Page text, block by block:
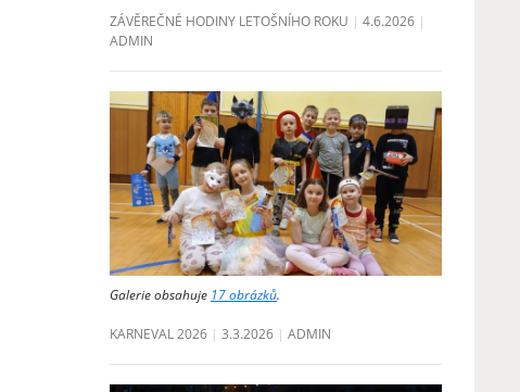
ZÁVĚREČNÉ HODINY LETOŠNÍHO ROKU 4.6.2026
ADMIN
Galerie obsahuje 17 obrázků.
KARNEVAL 2026 3.3.2026 ADMIN